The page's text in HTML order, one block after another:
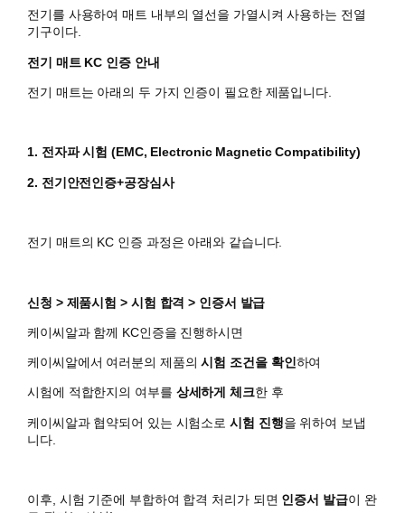
전기를 사용하여 매트 내부의 열선을 가열시켜 사용하는 전열
기구이다.
전기 매트 KC 인증 안내
전기 매트는 아래의 두 가지 인증이 필요한 제품입니다.
1. 전자파 시험 (EMC, Electronic Magnetic Compatibility)
2. 전기안전인증+공장심사
​전기 매트의 KC 인증 과정은 아래와 같습니다.
신청 > 제품시험 > 시험 합격 > 인증서 발급
케이씨알과 함께 KC인증을 진행하시면
​케이씨알에서 여러분의 제품의시험 조건을 확인 하여
시험에 적합한지의 여부를 상세하게 체크한 후
케이씨알과 협약되어 있는 시험소로시험 진행을 위하여 보냅
니다.
이후, 시험 기준에 부합하여 합격 처리가 되면 인증서 발급이 완